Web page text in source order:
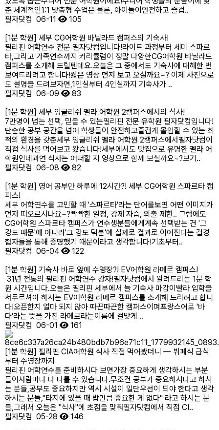
춘 체계적인1:1 맞춤형 수업은 물론, 아이들이안전하고 즐겁..
필자닷컴 06-11
105
[1분 학원] 세부 CG어학원 바닐라드 캠퍼스의 기숙사!
필리핀 어학연수 전문 필자닷컴입니다!라이트 과정부터 세미 스파르
타,그리고 가족연수까지 커리큘럼이 정말 다양한CG어학원 바닐라드
캠퍼스를 소개해 드릴텐데요.오늘은 그 중에서도 기숙사에 대해한 번
보여드리려고 합니다!​짧은 영상 먼저 보고 오실까요~? 이제 사진으로
도 설명을 드려보자면,1인실부터 4인실까지 기숙사가 ..
필자닷컴 06-09
83
[1분 학원] 세부 잉글리쉬 펠라 어학원 2캠퍼스에서의 식사!
7만명이 넘는 선택, 믿을 수 있는필리핀 전문 유학원 필자닷컴입니다!
단순한 공부 공간을 넘어 학생들이 안전하고즐겁게 몰입할 수 있는 최
적의 환경을 갖춘세부 잉글리쉬 펠라 어학원 2캠퍼스에서필자닷컴이
직접 식사를 먹어보고 왔습니다!세부에서도 맛집으로 유명한 펠라 어
학원인데과연 식사는 어떠할 지 영상으로 함께 보실까요~?보기..
필자닷컴 06-08
82
[1분 학원] 영어 공부만 하루에 12시간?! 세부 CG어학원 스파르타 캠
퍼스!
세부 어학연수를 고민할 때 '스파르타'라는 단어를보면 어떤 이미지가
먼저 떠오르시나요~?빡빡한 일정, 강제 자습, 외출 제한.. 그럼에도
CG어학원 스파르타 캠퍼스가 연수생분들에게계속 선택받는 건 '그
강도 때문'에 아니라'그 강도 덕분'에 실제로 결과로 이어진다는 걸경
험자들을 통해 증명했기 때문이라고 생각합니다!​기초부터..
필자닷컴 06-04
122
[1분 학원] 기숙사 바로 앞에 수영장?! EV어학원 라메르 캠퍼스!
31년 전통의 필리핀 어학연수 강자!필자닷컴에서 알려드리는 1분 학
원 시간입니다.오늘은 필리핀 세부에서 늘 기숙사 마감이빨라 입학을
서두르셔야 하시는 EV어학원 라메르 캠퍼스를 소개해 드리려고 합니
다!오픈한지 얼마 되지 않아 따끈따끈한 캠퍼스이며프랑스어로 '바
다'라는 뜻을 가진 라메르라는이름에 걸맞게 ..
필자닷컴 06-01 161
[1분 학원] 필리핀 CIA어학원 식사 직접 먹어봤더니 — 뷔페식 급식
부터 수영장까지
필리핀 어학연수를 준비하시다 보면가장 중요하게 생각하시는 부분
들이사람마다 다 다를 수 있습니다.무조건 공부가 중요하시다고 하시
는 분들,공부도 중요하지만 역시 시설이 일단우선이 되야 한다고 생각
하시는 분들,"타지에 있을 때 밥만큼 중요한 게 없다" 라고 하시는 분
들,그래서 오늘은 "식사"에 초점을 맞춰필자닷컴에서 직접 CI..
필자닷컴 05-28
146